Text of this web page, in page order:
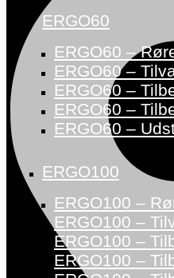
ERGO60
ERGO60 –
ERGO60 –
ERGO60 –
ERGO60 –
ERGO60 –
ERGO100
ERGO100 –
ERGO100 –
ERGO100 –
ERGO100 –